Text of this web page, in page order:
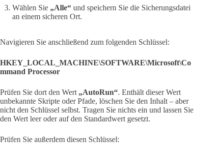
Wählen Sie „Alle“ und speichern Sie die Sicherungsdatei
an einem sicheren Ort.
Navigieren Sie anschließend zum folgenden Schlüssel:
HKEY_LOCAL_MACHINE\SOFTWARE\Microsoft\Co
mmand Processor
Prüfen Sie dort den Wert „AutoRun“. Enthält dieser Wert
unbekannte Skripte oder Pfade, löschen Sie den Inhalt – aber
nicht den Schlüssel selbst. Tragen Sie nichts ein und lassen Sie
den Wert leer oder auf den Standardwert gesetzt.
Prüfen Sie außerdem diesen Schlüssel: